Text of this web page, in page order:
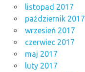
listopad 2017
październik 2017
wrzesień 2017
czerwiec 2017
maj 2017
luty 2017